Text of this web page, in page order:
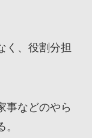
く、役割分担
事などのやら